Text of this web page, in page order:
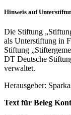
Hinweis auf
Die Stiftung
als Unterstiftung in
Stiftung
DT Deutsche
verwaltet.
Herausgeber:
Text für Beleg